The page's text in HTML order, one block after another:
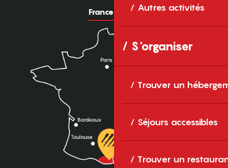
Autres activités
S'organiser
Trouver un
Séjours accessibles
Trouver un
France Europe